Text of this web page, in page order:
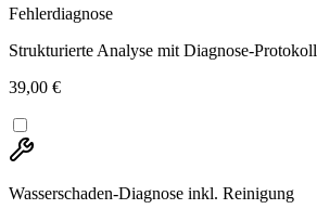
Fehlerdiagnose
Strukturierte Analyse mit Diagnose-Protokoll
39,00 €
Wasserschaden-Diagnose inkl. Reinigung